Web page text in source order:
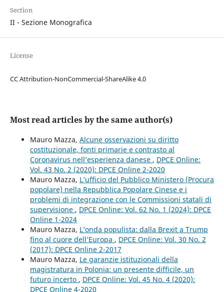
Section
II - Sezione Monografica
License
CC Attribution-NonCommercial-ShareAlike 4.0
Most read articles by the same author(s)
Mauro Mazza, Alcune osservazioni su diritto
costituzionale, fonti primarie e contrasto al
Coronavirus nell’esperienza danese , DPCE Online:
Vol. 43 No. 2 (2020): DPCE Online 2-2020
Mauro Mazza, L’ufficio del Pubblico Ministero (Procura
popolare) nella Repubblica Popolare Cinese e i
problemi di integrazione con le Commissioni statali di
supervisione , DPCE Online: Vol. 62 No. 1 (2024): DPCE
Online 1-2024
Mauro Mazza, L’onda populista: dalla Brexit a Trump
fino al cuore dell’Europa , DPCE Online: Vol. 30 No. 2
(2017): DPCE Online 2-2017
Mauro Mazza, Le garanzie istituzionali della
magistratura in Polonia: un presente difficile, un
futuro incerto , DPCE Online: Vol. 45 No. 4 (2020):
DPCE Online 4-2020